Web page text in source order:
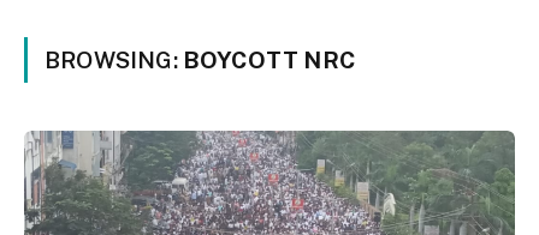
BROWSING: BOYCOTT NRC